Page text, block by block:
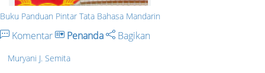
Buku Panduan Pintar Tata Bahasa Mandarin
Komentar Penanda Bagikan
Muryani J. Semita